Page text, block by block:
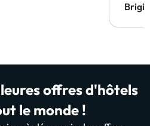
offres d'hôtels
le monde !